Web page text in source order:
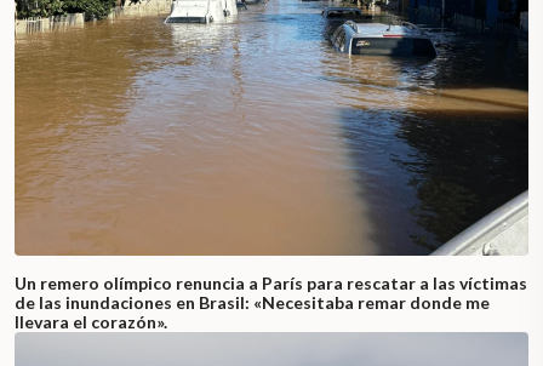
Un remero olímpico renuncia a París para rescatar a las víctimas
de las inundaciones en Brasil: «Necesitaba remar donde me
llevara el corazón».